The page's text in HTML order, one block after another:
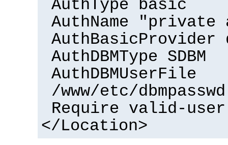
AuthType basic
AuthName "private
AuthBasicProvider
AuthDBMType SDBM
AuthDBMUserFile
/www/etc/dbmpasswd
Require valid-user
</Location>